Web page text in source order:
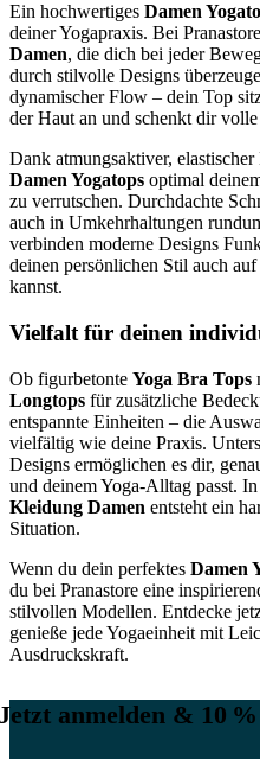
Ein hochwertiges Damen
deiner Yogapraxis. Bei
Damen, die dich bei jeder
durch stilvolle Designs
dynamischer Flow – dein Top
der Haut an und schenkt dir
Dank atmungsaktiver,
Damen Yogatops optimal
zu verrutschen. Durchdachte
auch in Umkehrhaltungen
verbinden moderne Designs
deinen persönlichen Stil auch
kannst.
Vielfalt für deinen
Ob figurbetonte Yoga Bra Tops
Longtops für zusätzliche
entspannte Einheiten – die
vielfältig wie deine Praxis.
Designs ermöglichen es dir,
und deinem Yoga-Alltag passt.
Kleidung Damen entsteht ein
Situation.
Wenn du dein perfektes Damen
du bei Pranastore eine
stilvollen Modellen. Entdecke
genieße jede Yogaeinheit mit
Ausdruckskraft.
anmelden & 10